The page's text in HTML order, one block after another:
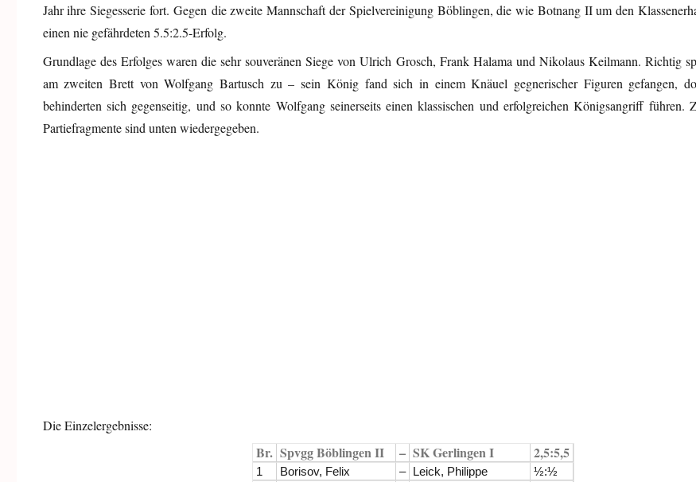
Jahr ihre Siegesserie fort. Gegen die zweite Mannschaft der Spielvereinigung Böblingen, die wie Botnang II um den
einen nie gefährdeten 5.5:2.5-Erfolg.
Grundlage des Erfolges waren die sehr souveränen Siege von Ulrich Grosch, Frank Halama und Nikolaus Keilmann. Richtig
am zweiten Brett von Wolfgang Bartusch zu – sein König fand sich in einem Knäuel gegnerischer Figuren gefangen,
behinderten sich gegenseitig, und so konnte Wolfgang seinerseits einen klassischen und erfolgreichen Königsangriff führen.
Partiefragmente sind unten wiedergegeben.
Die Einzelergebnisse:
Br. Spvgg Böblingen II – SK Gerlingen I 2,5:5,5
1 Borisov, Felix – Leick, Philippe
½:½